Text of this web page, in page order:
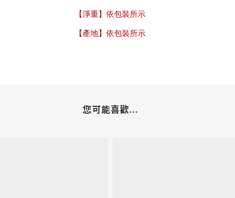
【淨重】依包裝所示
【產地】依包裝所示
您可能喜歡...